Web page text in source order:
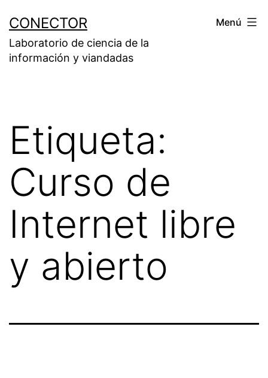
contenido
CONECTOR
Laboratorio de ciencia de la
información y viandadas
Menú
Etiqueta:
Curso de
Internet libre
y abierto